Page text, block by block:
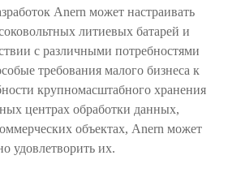
Anern может настраивать
литиевых батарей и
с различными потребностями
требования малого бизнеса к
крупномасштабного хранения
центрах обработки данных,
объектах, Anern может
удовлетворить их.